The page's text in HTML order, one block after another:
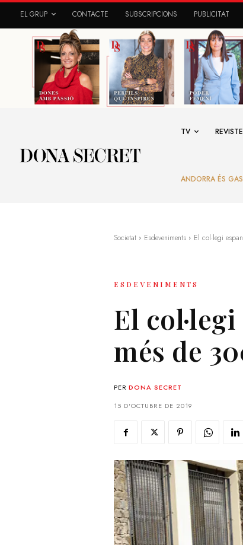
EL GRUP CONTACTE SUBSCRIPCIONS PUBLICITAT
TV
ANDORRA ÉS
Societat Esdeveniments El col·legi
ESDEVENIMENTS
El
més de
PER DONA SECRET
15 D'OCTUBRE DE 2019